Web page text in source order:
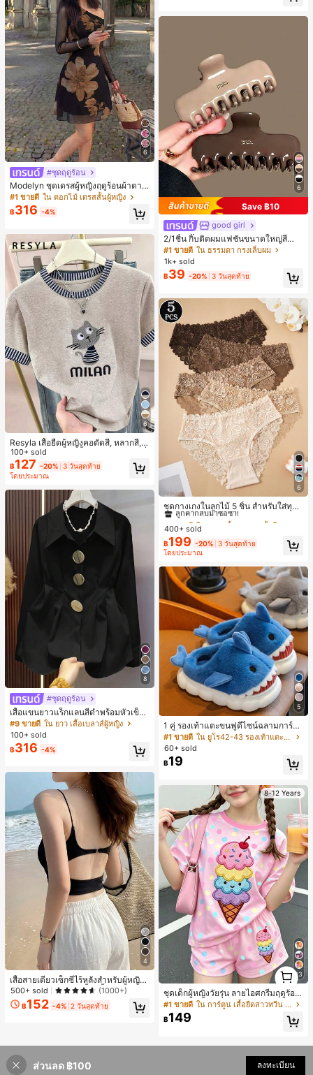
6
#ชุดฤดูร้อน
Modelyn ชุดเดรสผู้หญิงฤดูร้อนผ้าตาข่
ายพิมพ์ลาย คอไม่สมมาตร จับจีบ หรูหร
า เซ็กซี่
#1 ขายดี ใน ดอกไม้ เดรสสั้นผู้หญิง
฿316 -4%
6
Resyla เสื้อยืดผู้หญิงคอตัดสี, หลากสี, ล
ายพิมพ์แมวน่ารัก, เสื้อสำหรับออกไปเที่
ยวฤดูร้อน, ดีไซน์กราฟิก, ความรู้สึกพรีเ
มียม, ลำลองอเนกประสงค์, สวมใส่ประ
จำวัน, กลางแจ้ง, ช้อปปิ้ง, การเดินทาง
เสื้อผ้ากลางแจ้ง
100+ sold
฿127 -20% 3 วันสุดท้าย
โดยประมาณ
8
#ชุดฤดูร้อน
เสื้อแขนยาวแร็กแลนสีดำพร้อมหัวเข็ม
ขัดโลหะ ฤดูใบไม้ผลิ/ฤดูร้อน สไตล์โบฮีเ
มียนวินเทจ เหมาะสำหรับงานแต่งงาน
งานปาร์ตี้ การเดินทางไปทำงาน และสุ
นทรียศาสตร์
#9 ขายดี ใน ยาว เสื้อเบลาส์ผู้หญิง
100+ sold
฿316 -4%
4
เสื้อสายเดี่ยวเซ็กซี่ไร้หลังสำหรับผู้หญิง
พร้อมบราแบบมีฟองน้ำ, เสื้อกล้ามแขน
กุด, เสื้อลำลองสีดำสำหรับฤดูร้อน
500+ sold (1000+)
฿152 -4% 2 วันสุดท้าย
6
Save ฿10
good girl
2/1ชิ้น กิ๊บติดผมแฟชั่นขนาดใหญ่สีน้ำ
ตาลชานมสำหรับผู้หญิง เหมาะสำหรับก
ารอาบน้ำ ล้างหน้า และจัดแต่งทรงผม
#1 ขายดี ใน ธรรมดา กรงเล็บผม
1k+ sold
฿39 -20% 3 วันสุดท้าย
6
ชุดกางเกงในลูกไม้ 5 ชิ้น สำหรับใส่ทุกวั
น
#1 ขายดี
ลูกค้ากลับมาซื้อซ้ำ!
#1 ขายดี
ลูกค้ากลับมาซื้อซ้ำ!
#1 ขายดี
ลูกค้ากลับมาซื้อซ้ำ!
#1 ขายดี
ลูกค้ากลับมาซื้อซ้ำ!
400+ sold
฿199 -20% 3 วันสุดท้าย
โดยประมาณ
5
1 คู่ รองเท้าแตะขนฟูดีไซน์ฉลามการ์ตู
น น่ารักและสนุกสนาน เหมาะสำหรับฤดู
ใบไม้ร่วง/ฤดูหนาว รองเท้าแตะยูนิเซ็ก
ซ์เหล่านี้สามารถสวมใส่ได้ทั้งในร่มและ
กลางแจ้ง ช่วยให้เท้าของคุณอบอุ่นและ
สำหรับห้องนอนหรือห้องน้ำ
#1 ขายดี
ใน ยูโร42-43 รองเท้าแตะใส่ในบ้าน
60+ sold
฿19
8-12 Years
23
ชุดเด็กผู้หญิงวัยรุ่น ลายไอศกรีมฤดูร้อน
แบบมินิมอลน่ารัก ลายจุดสีสันสดใส สไ
ตล์ครีมหวาน สไตล์วันหยุด ชุด 2 ชิ้น แ
ขนสั้นและกางเกงขาสั้น เหมาะสำหรับฤ
#1 ขายดี ใน การ์ตูน เสื้อยืดสาวทวีน Co-ord
฿149
1
1
ส่วนลด ฿100 ลงทะเบียน